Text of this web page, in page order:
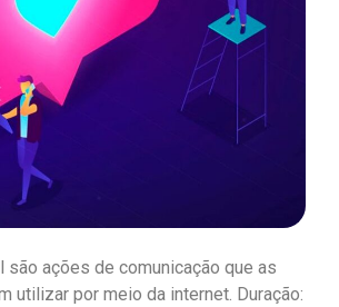
são ações de comunicação que as
utilizar por meio da internet. Duração: